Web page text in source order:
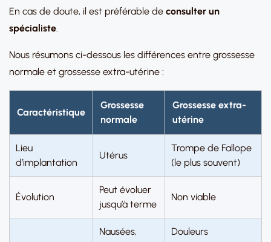
En cas de doute, il est préférable de consulter un
spécialiste.
Nous résumons ci-dessous les différences entre grossesse
normale et grossesse extra-utérine :
Caractéristique
Grossesse
normale
Grossesse extra-
utérine
Lieu
d’implantation
Utérus
Trompe de Fallope
(le plus souvent)
Évolution
Peut évoluer
jusqu’à terme
Non viable
Nausées,
Douleurs